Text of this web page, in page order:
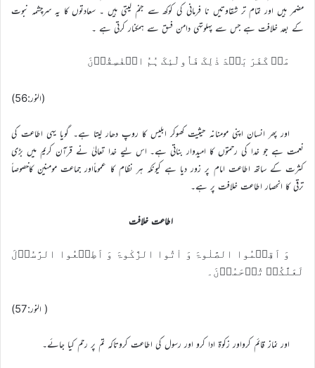
مضمر ہیں اور تمام تر شقاوتیں نا فرمانی کی کوکھ سے جنم لیتی ہیں ۔ سعادتوں کا یہ سرچشمہ نبوت
کے بعد خلافت ہے جس سے پہلوتہی دامن فسق سے ہمکنار کرتی ہے ۔
مَنۡ کَفَرَ بَعۡدَ ذٰلِکَ فَاُولٰٓئِکَ ہُمُ الۡفٰسِقُوۡنَ
(النور:56)
اور پھر انسان اپنی مومنانہ حیثیت کھوکر ابلیس کا روپ دھار لیتا ہے۔ گویا یہی اطاعت کی
نعمت ہے جو خدا کی رحمتوں کا امیدوار بناتی ہے۔ اس لیے خدا تعالیٰ نے قرآن کریم میں بڑی
کثرت کے ساتھ اطاعت امام پر زور دیا ہے کیونکہ ہر نظام کا عموماًاور جماعت مومنین کاخصوصاً
ترقی کا انحصار اطاعت خلافت پر ہے۔
اطاعت خلافت
وَ اَقِیۡمُوا الصَّلٰوۃَ وَ اٰتُوا الزَّکٰوۃَ وَ اَطِیۡعُوا الرَّسُوۡلَ
لَعَلَّکُمۡ تُرۡحَمُوۡنَ۔
( النور:57)
اور نماز قائم کرواور زکوۃ ادا کرو اور رسول کی اطاعت کروتاکہ تم پر رحم کیا جائے۔